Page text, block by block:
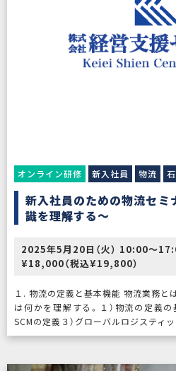
オンライン研修 新入社員 物流
新入社員のための物流セミ
識を理解する～
2025年5月20日（火） 10:00〜
¥18,000（税込¥19,800）
１. 物流の定義と基本機能 物流業務と
は何かを理解する。１）物流の定義
SCMの定義３）グローバルロジスティ